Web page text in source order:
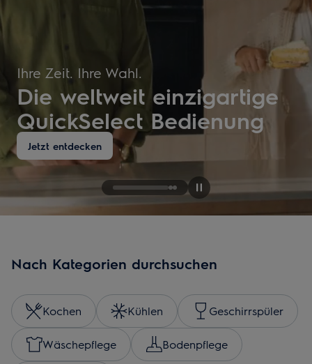
Ihre Zeit. Ihre Wahl.
Die weltweit einzigartige
QuickSelect Bedienung
Jetzt entdecken
Nach Kategorien durchsuchen
Kochen Kühlen Geschirrspüler
Wäschepflege Bodenpflege